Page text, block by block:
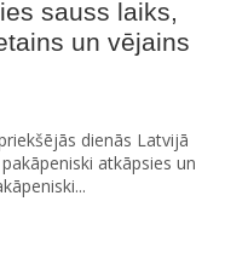
sauss laiks,
un vējains
dienās Latvijā
atkāpsies un